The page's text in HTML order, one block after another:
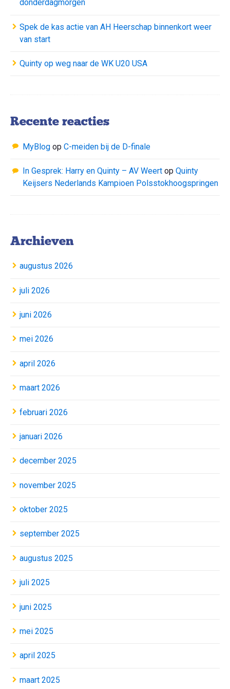
donderdagmorgen
Spek de kas actie van AH Heerschap binnenkort weer
van start
Quinty op weg naar de WK U20 USA
Recente reacties
MyBlog op C-meiden bij de D-finale
In Gesprek: Harry en Quinty – AV Weert op Quinty
Keijsers Nederlands Kampioen Polsstokhoogspringen
Archieven
augustus 2026
juli 2026
juni 2026
mei 2026
april 2026
maart 2026
februari 2026
januari 2026
december 2025
november 2025
oktober 2025
september 2025
augustus 2025
juli 2025
juni 2025
mei 2025
april 2025
maart 2025